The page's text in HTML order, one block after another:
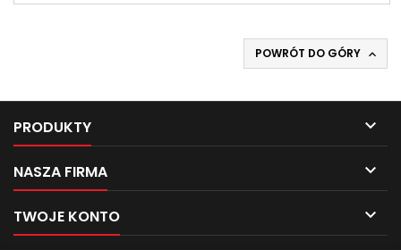
POWRÓT DO GÓRY 
PRODUKTY 
NASZA FIRMA 
TWOJE KONTO 